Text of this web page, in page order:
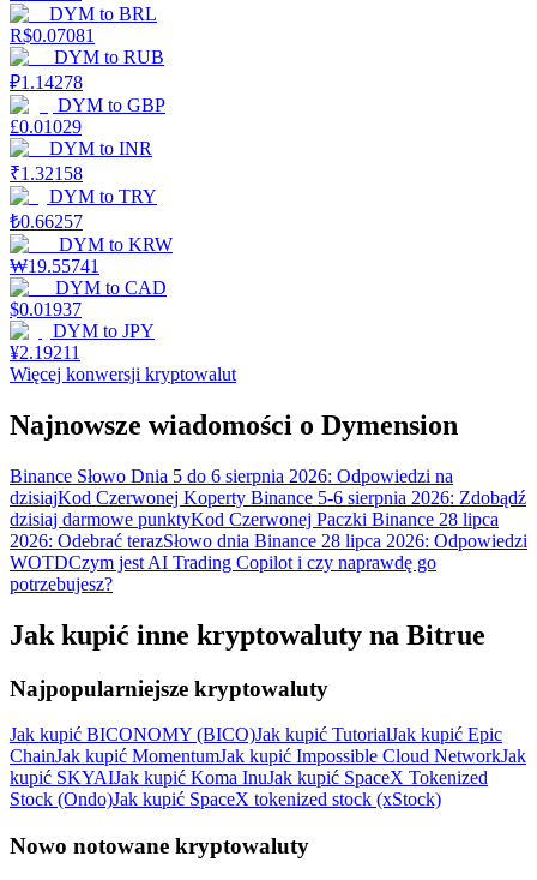
DYM to BRL
R$0.07081
DYM to RUB
₽1.14278
DYM to GBP
£0.01029
DYM to INR
₹1.32158
DYM to TRY
₺0.66257
DYM to KRW
₩19.55741
DYM to CAD
$0.01937
DYM to JPY
¥2.19211
Więcej konwersji kryptowalut
Najnowsze wiadomości o Dymension
Binance Słowo Dnia 5 do 6 sierpnia 2026: Odpowiedzi na
dzisiajKod Czerwonej Koperty Binance 5-6 sierpnia 2026: Zdobądź
dzisiaj darmowe punktyKod Czerwonej Paczki Binance 28 lipca
2026: Odebrać terazSłowo dnia Binance 28 lipca 2026: Odpowiedzi
WOTDCzym jest AI Trading Copilot i czy naprawdę go
potrzebujesz?
Jak kupić inne kryptowaluty na Bitrue
Najpopularniejsze kryptowaluty
Jak kupić BICONOMY (BICO)Jak kupić TutorialJak kupić Epic
ChainJak kupić MomentumJak kupić Impossible Cloud NetworkJak
kupić SKYAIJak kupić Koma InuJak kupić SpaceX Tokenized
Stock (Ondo)Jak kupić SpaceX tokenized stock (xStock)
Nowo notowane kryptowaluty